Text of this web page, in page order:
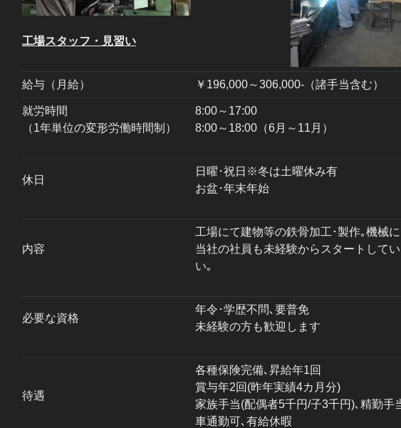
工場スタッフ・見習い
給与（月給） ￥196,000～306,000-（諸手当含む）
就労時間
（1年単位の変形労働時間制）
8:00～17:00
8:00～18:00（6月～11月）
休日
日曜･祝日※冬は土曜休み有
お盆･年末年始
内容
工場にて建物等の鉄骨加工･製作｡機械
当社の社員も未経験からスタートして
い｡
必要な資格
年令･学歴不問､要普免
未経験の方も歓迎します
待遇
各種保険完備､昇給年1回
賞与年2回(昨年実績4カ月分)
家族手当(配偶者5千円/子3千円)､精勤手
車通勤可､有給休暇